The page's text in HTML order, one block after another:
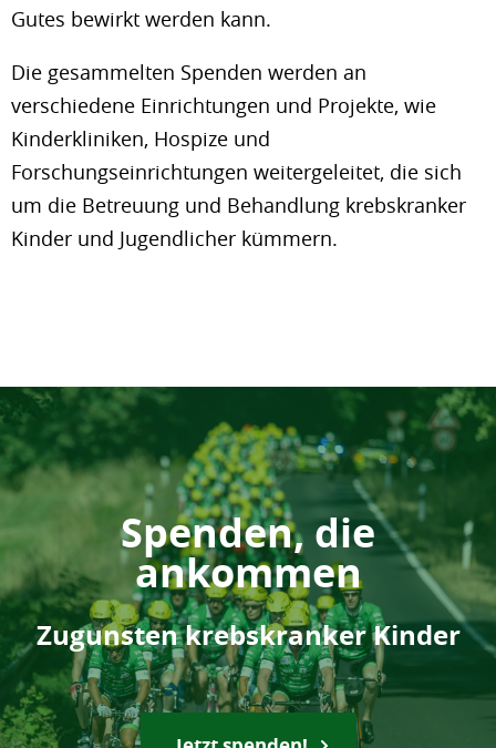
Gutes bewirkt werden kann.
Die gesammelten Spenden werden an
verschiedene Einrichtungen und Projekte, wie
Kinderkliniken, Hospize und
Forschungseinrichtungen weitergeleitet, die sich
um die Betreuung und Behandlung krebskranker
Kinder und Jugendlicher kümmern.
Spenden, die
ankommen
Zugunsten krebskranker Kinder